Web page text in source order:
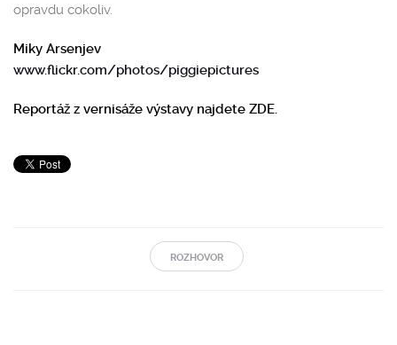
opravdu cokoliv.
Miky Arsenjev
www.flickr.com/photos/piggiepictures
Reportáž z vernisáže výstavy najdete ZDE.
ROZHOVOR